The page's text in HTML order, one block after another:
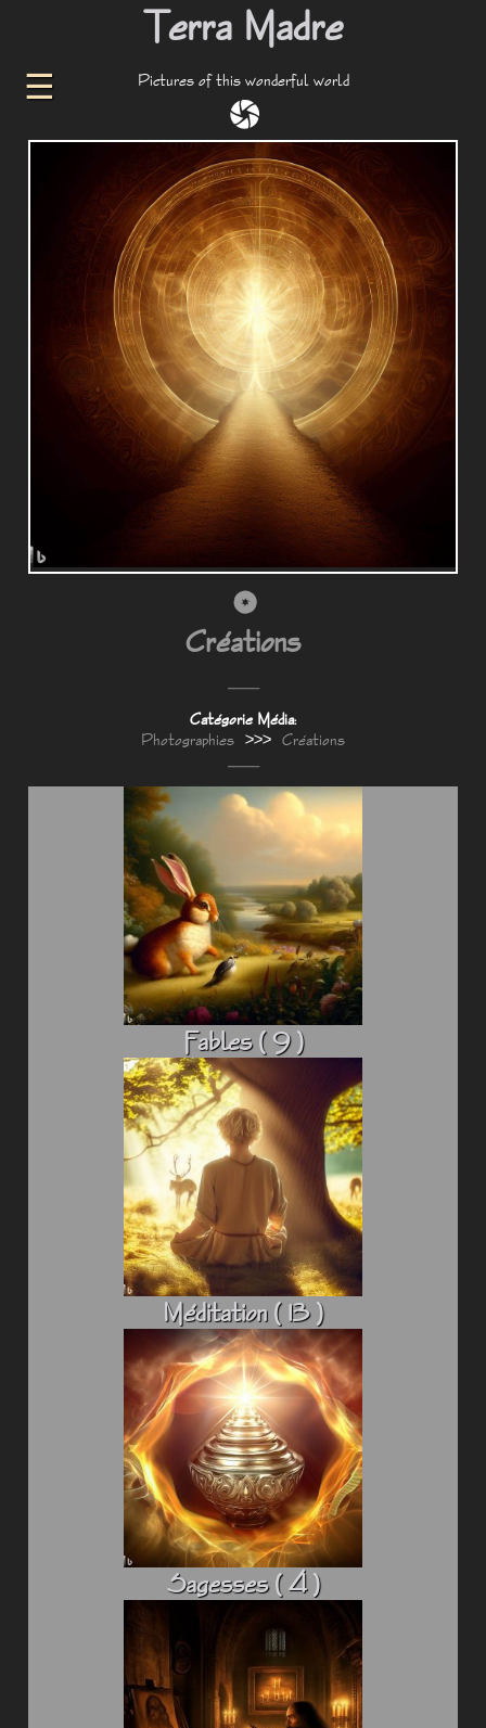
Terra Madre
Pictures of this wonderful world
Créations
Catégorie Média:
Photographies >>> Créations
Fables ( 9 )
Méditation ( 13 )
Sagesses ( 4 )